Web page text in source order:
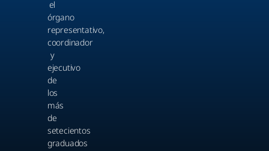
el
órgano
representativo,
coordinador
y
ejecutivo
de
los
más
de
setecientos
graduados